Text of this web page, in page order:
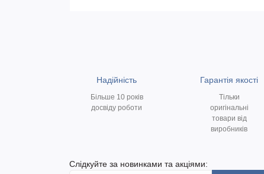
Надійність
Більше 10 років
досвіду роботи
Гарантія якості
Тільки
оригінальні
товари від
виробників
Слідкуйте за новинками та акціями: